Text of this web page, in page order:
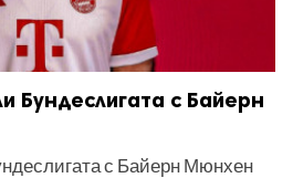
Бундеслигата с Байерн
с Байерн Мюнхен